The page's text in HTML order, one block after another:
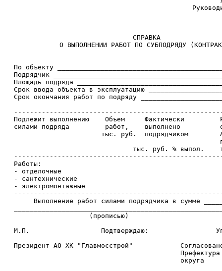
СПРАВКА
О ВЫПОЛНЕНИИ РАБОТ ПО СУБПОДРЯДУ
По объекту
Подрядчик
Площадь подряда
Срок ввода объекта в эксплуатацию
Срок окончания работ по подряду
Подлежит выполнению    Объем     Фактически
силами подряда         работ,    выполнено
тыс. руб.  подрядчиком
тыс. руб. % выпол.
   Работы:
   - отделочные
   - сантехнические
   - электромонтажные
Выполнение работ силами подрядчика в сумме
                      (прописью)
М.П.                  Подтверждаю:
Президент АО ХК "Главмосстрой"
                                             округа